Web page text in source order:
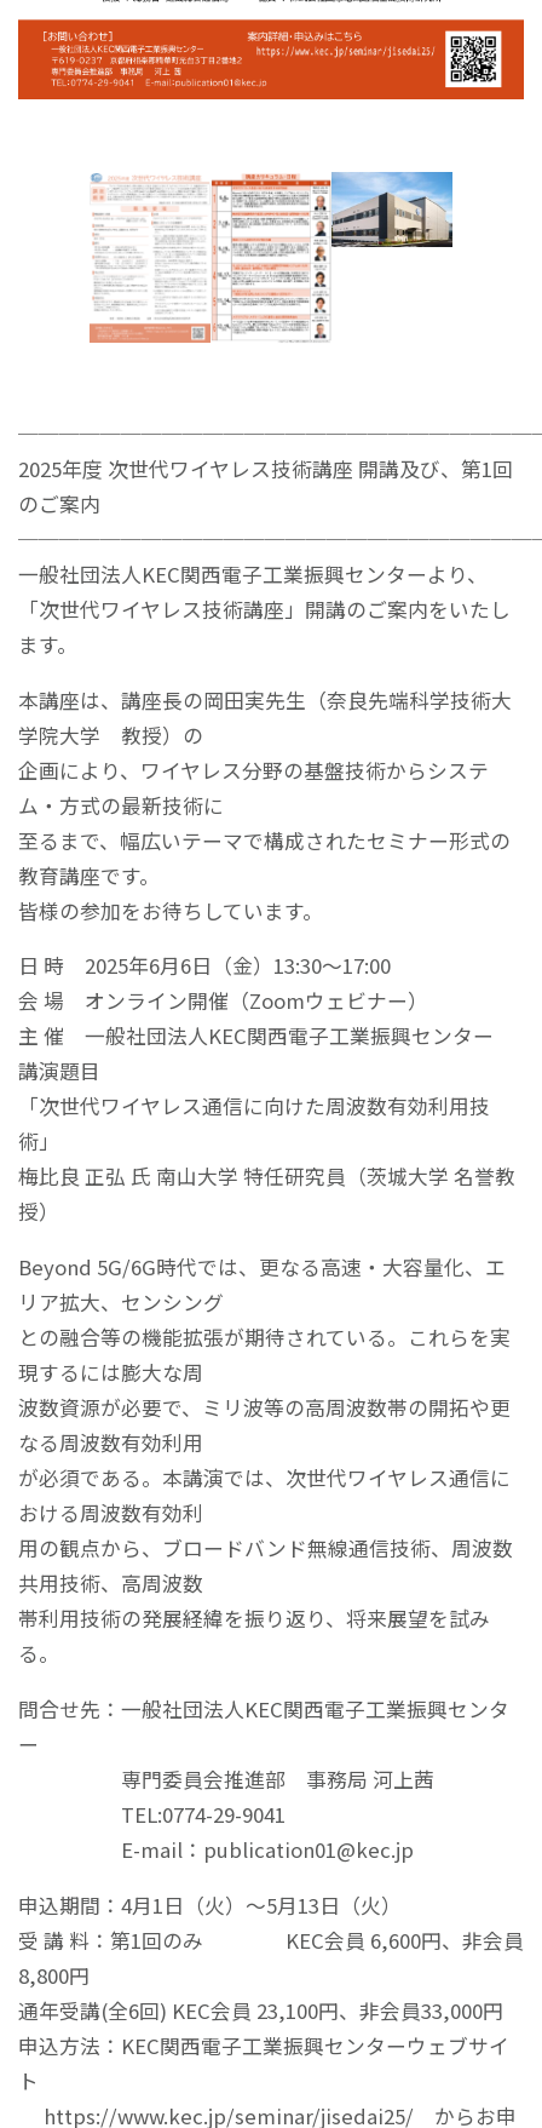
2025年度 次世代ワイヤレス技術講座 開講及び、第1回
のご案内
一般社団法人KEC関西電子工業振興センターより、
「次世代ワイヤレス技術講座」開講のご案内をいたし
ます。
本講座は、講座長の岡田実先生（奈良先端科学技術大
学院大学 教授）の
企画により、ワイヤレス分野の基盤技術からシステ
ム・方式の最新技術に
至るまで、幅広いテーマで構成されたセミナー形式の
教育講座です。
皆様の参加をお待ちしています。
日 時 2025年6月6日（金）13:30～17:00
会 場 オンライン開催（Zoomウェビナー）
主 催 一般社団法人KEC関西電子工業振興センター
講演題目
「次世代ワイヤレス通信に向けた周波数有効利用技
術」
梅比良 正弘 氏 南山大学 特任研究員（茨城大学 名誉教
授）
Beyond 5G/6G時代では、更なる高速・大容量化、エ
リア拡大、センシング
との融合等の機能拡張が期待されている。これらを実
現するには膨大な周
波数資源が必要で、ミリ波等の高周波数帯の開拓や更
なる周波数有効利用
が必須である。本講演では、次世代ワイヤレス通信に
おける周波数有効利
用の観点から、ブロードバンド無線通信技術、周波数
共用技術、高周波数
帯利用技術の発展経緯を振り返り、将来展望を試み
る。
問合せ先：一般社団法人KEC関西電子工業振興センタ
ー
専門委員会推進部 事務局 河上茜
TEL:0774-29-9041
E-mail：publication01@kec.jp
申込期間：4月1日（火）～5月13日（火）
受 講 料：第1回のみ KEC会員 6,600円、非会員
8,800円
通年受講(全6回) KEC会員 23,100円、非会員33,000円
申込方法：KEC関西電子工業振興センターウェブサイ
ト
https://www.kec.jp/seminar/jisedai25/ からお申